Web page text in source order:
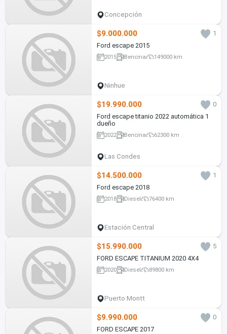
Concepción
$9.000.000
1
Ford escape 2015
2015 Bencina 149000 km
Ninhue
$19.990.000
0
Ford escape titanio 2022 automática 1
dueño
2022 Bencina 62300 km
Las Condes
$14.500.000
1
Ford escape 2018
2018 Diesel 76400 km
Estación Central
$15.990.000
5
FORD ESCAPE TITANIUM 2020 4X4
2020 Diesel 89800 km
Puerto Montt
$9.990.000
0
FORD ESCAPE 2017